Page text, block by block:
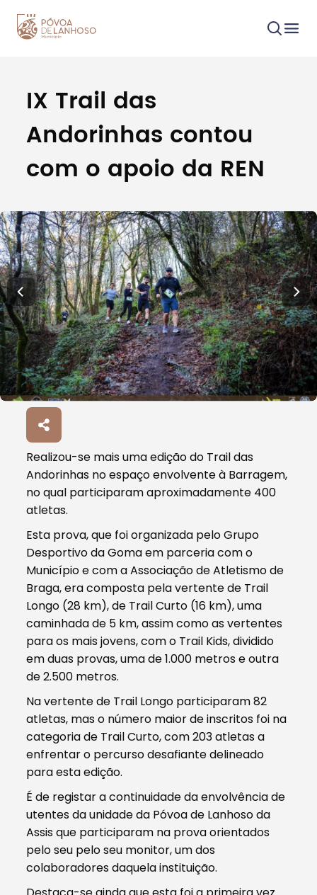
Procurar
Tipo de conteúdo
Filtros
IX Trail das
Andorinhas contou
com o apoio da REN
Realizou-se mais uma edição do Trail das
Andorinhas no espaço envolvente à Barragem,
no qual participaram aproximadamente 400
atletas.
Esta prova, que foi organizada pelo Grupo
Desportivo da Goma em parceria com o
Município e com a Associação de Atletismo de
Braga, era composta pela vertente de Trail
Longo (28 km), de Trail Curto (16 km), uma
caminhada de 5 km, assim como as vertentes
para os mais jovens, com o Trail Kids, dividido
em duas provas, uma de 1.000 metros e outra
de 2.500 metros.
Na vertente de Trail Longo participaram 82
atletas, mas o número maior de inscritos foi na
categoria de Trail Curto, com 203 atletas a
enfrentar o percurso desafiante delineado
para esta edição.
É de registar a continuidade da envolvência de
utentes da unidade da Póvoa de Lanhoso da
Assis que participaram na prova orientados
pelo seu pelo seu monitor, um dos
colaboradores daquela instituição.